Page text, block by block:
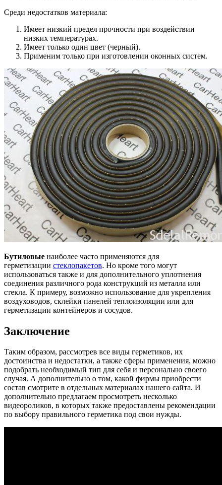
Среди недостатков материала:
Имеет низкий предел прочности при воздействии
низких температурах.
Имеет только один цвет (черный).
Применим только при изготовлении оконных систем.
Бутиловые наиболее часто применяются для
герметизации стеклопакетов. Но кроме того могут
использоваться также и для дополнительного уплотнения
соединения различного рода конструкций из металла или
стекла. К примеру, возможно использование для укрепления
воздуховодов, склейки панелей теплоизоляции или для
герметизации контейнеров и сосудов.
Заключение
Таким образом, рассмотрев все виды герметиков, их
достоинства и недостатки, а также сферы применения, можно
подобрать необходимый тип для себя и персонально своего
случая. А дополнительно о том, какой фирмы приобрести
состав смотрите в отдельных материалах нашего сайта. И
дополнительно предлагаем просмотреть несколько
видеороликов, в которых также предоставлены рекомендации
по выбору правильного герметика под свои нужды.